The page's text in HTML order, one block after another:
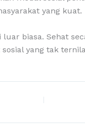
yang kuat.
luar biasa. Sehat
yang tak